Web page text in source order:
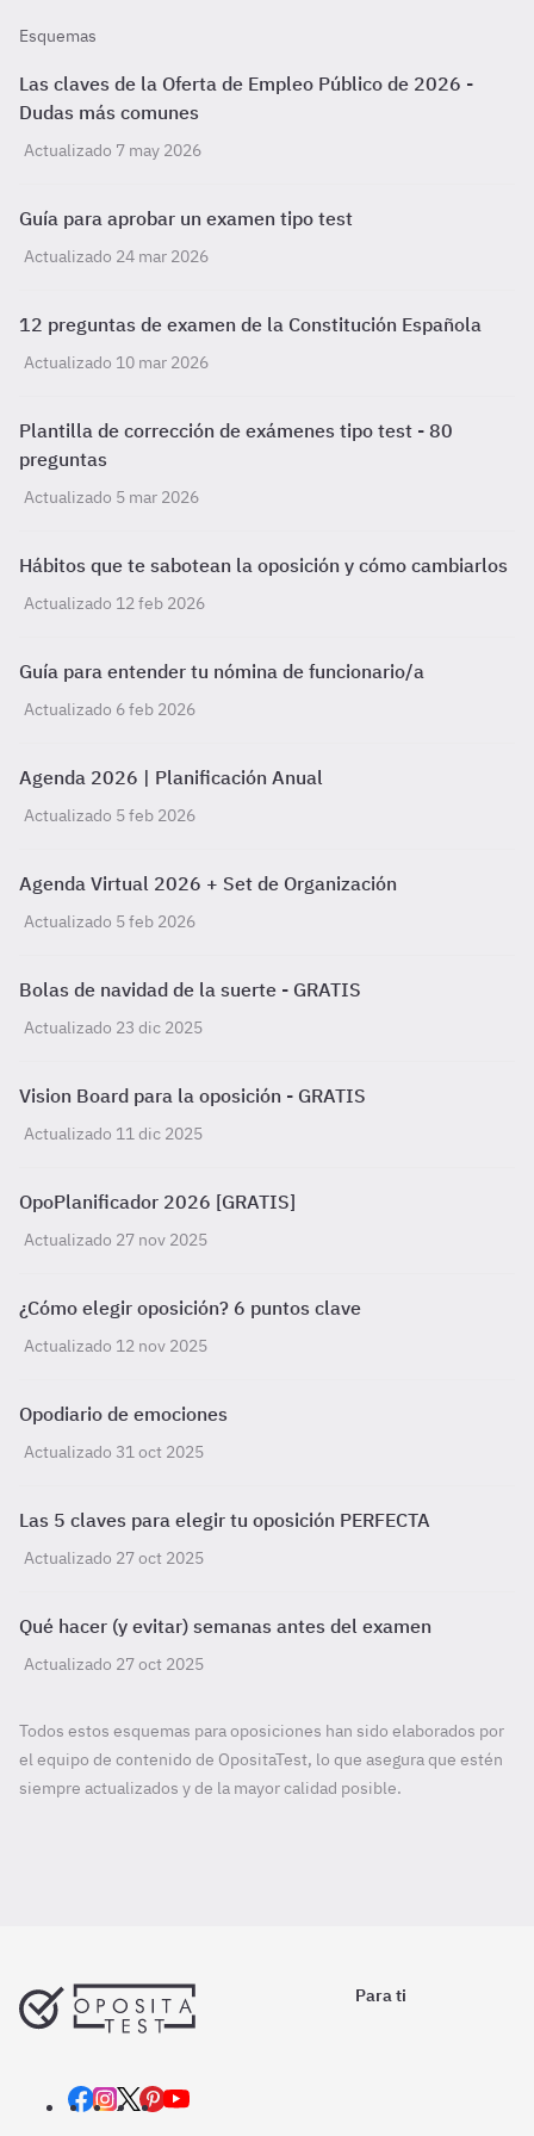
Esquemas
Las claves de la Oferta de Empleo Público de 2026 -
Dudas más comunes
Actualizado 7 may 2026
Guía para aprobar un examen tipo test
Actualizado 24 mar 2026
12 preguntas de examen de la Constitución Española
Actualizado 10 mar 2026
Plantilla de corrección de exámenes tipo test - 80
preguntas
Actualizado 5 mar 2026
Hábitos que te sabotean la oposición y cómo cambiarlos
Actualizado 12 feb 2026
Guía para entender tu nómina de funcionario/a
Actualizado 6 feb 2026
Agenda 2026 | Planificación Anual
Actualizado 5 feb 2026
Agenda Virtual 2026 + Set de Organización
Actualizado 5 feb 2026
Bolas de navidad de la suerte - GRATIS
Actualizado 23 dic 2025
Vision Board para la oposición - GRATIS
Actualizado 11 dic 2025
OpoPlanificador 2026 [GRATIS]
Actualizado 27 nov 2025
¿Cómo elegir oposición? 6 puntos clave
Actualizado 12 nov 2025
Opodiario de emociones
Actualizado 31 oct 2025
Las 5 claves para elegir tu oposición PERFECTA
Actualizado 27 oct 2025
Qué hacer (y evitar) semanas antes del examen
Actualizado 27 oct 2025
Todos estos esquemas para oposiciones han sido elaborados por
el equipo de contenido de OpositaTest, lo que asegura que estén
siempre actualizados y de la mayor calidad posible.
Para ti